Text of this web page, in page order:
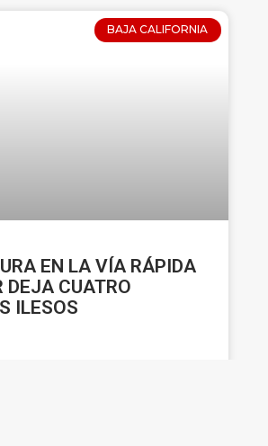
BAJA CALIFORNIA
EN LA VÍA RÁPIDA
DEJA CUATRO
ILESOS